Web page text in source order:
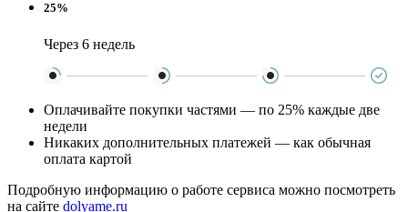
25%
Через 6 недель
Оплачивайте покупки частями — по 25% каждые две
недели
Никаких дополнительных платежей — как обычная
оплата картой
Подробную информацию о работе сервиса можно посмотреть
на сайте dolyame.ru